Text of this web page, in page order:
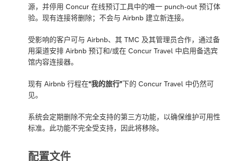
源，并停用 Concur 在线预订工具中的唯一 punch-out 预订体
验。现有连接将删除；不会与 Airbnb 建立新连接。
受影响的客户可与 Airbnb、其 TMC 及其管理员合作，通过备
用渠道安排 Airbnb 预订和/或在 Concur Travel 中启用备选宾
馆内容连接器。
现有 Airbnb 行程在“我的旅行”下的 Concur Travel 中仍然可
见。
系统会定期删除不完全支持的第三方功能，以确保维护可用性
标准。此功能不完全受支持，因此将移除。
配置文件